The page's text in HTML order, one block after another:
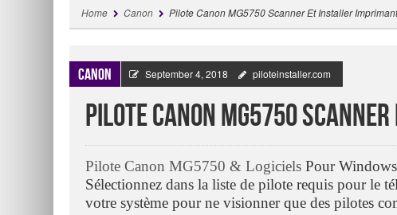
Home Canon Pilote Canon MG5750 Scanner Et Installer
Canon September 4, 2018 piloteinstaller.com
Pilote Canon MG5750
Pilote Canon MG5750 & Logiciels Pour
Sélectionnez dans la liste de pilote requis pour le
votre système pour ne visionner que des pilotes